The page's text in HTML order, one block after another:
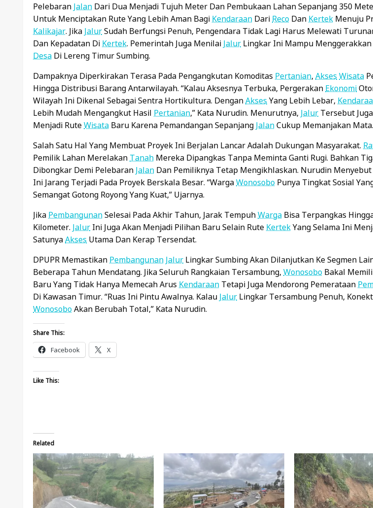
Pelebaran Jalan Dari Dua Menjadi Tujuh Meter Dan Pembukaan Lahan Sepanjang 350
Untuk Menciptakan Rute Yang Lebih Aman Bagi Kendaraan Dari Reco Dan Kertek Menuju
Kalikajar. Jika JalurSudah Berfungsi Penuh, Pengendara Tidak Lagi Harus Melewati
Dan Kepadatan Di Kertek. Pemerintah Juga Menilai Jalur Lingkar Ini Mampu Menggerakkan
Desa Di Lereng Timur Sumbing.
Dampaknya Diperkirakan Terasa Pada Pengangkutan Komoditas Pertanian, Akses Wisata
Hingga Distribusi Barang Antarwilayah. “Kalau Aksesnya Terbuka, Pergerakan Ekonomi
Wilayah Ini Dikenal Sebagai Sentra Hortikultura. DenganAkses Yang Lebih Lebar,
Lebih Mudah Mengangkut Hasil Pertanian,” Kata Nurudin. Menurutnya, Jalur Tersebut
Menjadi RuteWisata Baru Karena Pemandangan Sepanjang JalanCukup Memanjakan Mata.
Salah Satu Hal Yang Membuat Proyek Ini Berjalan Lancar Adalah Dukungan Masyarakat.
Pemilik Lahan Merelakan Tanah Mereka Dipangkas Tanpa Meminta Ganti Rugi. Bahkan
Dibongkar Demi Pelebaran Jalan Dan Pemiliknya Tetap Mengikhlaskan. Nurudin
Ini Jarang Terjadi Pada Proyek Berskala Besar. “WargaWonosobo Punya Tingkat Sosial
Semangat Gotong Royong Yang Kuat,” Ujarnya.
Jika PembangunanSelesai Pada Akhir Tahun, Jarak TempuhWarga Bisa Terpangkas
Kilometer. Jalur Ini Juga Akan Menjadi Pilihan Baru Selain Rute KertekYang Selama Ini
SatunyaAkses Utama Dan Kerap Tersendat.
DPUPR Memastikan Pembangunan Jalur Lingkar Sumbing Akan Dilanjutkan Ke Segmen
Beberapa Tahun Mendatang. Jika Seluruh Rangkaian Tersambung, Wonosobo Bakal
Baru Yang Tidak Hanya Memecah Arus Kendaraan Tetapi Juga Mendorong Pemerataan
Di Kawasan Timur. “Ruas Ini Pintu Awalnya. Kalau Jalur Lingkar Tersambung Penuh,
WonosoboAkan Berubah Total,” Kata Nurudin.
Share This:
Facebook X
Like This:
Related